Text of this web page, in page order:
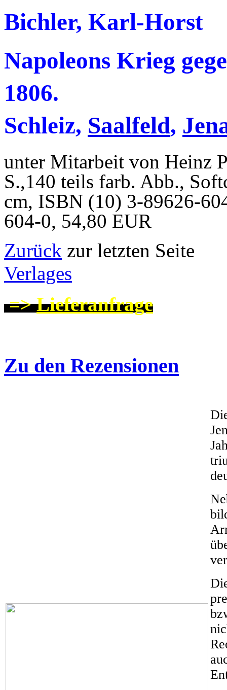
Bichler, Karl-Horst
Napoleons Krieg
1806.
Schleiz, Saalfeld,
unter Mitarbeit von Heinz
S.,140 teils farb. Abb.,
cm, ISBN (10) 3-89626-
604-0, 54,80 EUR
Zurück zur letzten
Verlages
=>Lieferanfrage
Zu den Rezensionen